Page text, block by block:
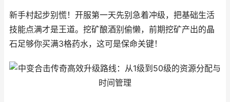
新手村起步别慌！开服第一天先别急着冲级，把基础生活
技能点满才是王道。挖矿酿酒别偷懒，前期挖矿产出的晶
石足够你买满3格药水，这可是保命关键！